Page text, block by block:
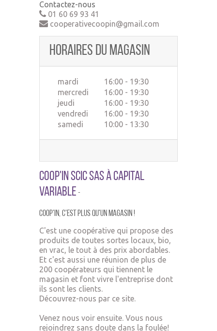
Contactez-nous
01 60 69 93 41
cooperativecoopin@gmail.com
Horaires du magasin
mardi
16:00 - 19:30
mercredi
16:00 - 19:30
jeudi
16:00 - 19:30
vendredi
16:00 - 19:30
samedi
10:00 - 13:30
Coop'In SCIC SAS à Capital
Variable -
Coop'In,c'est plus qu'un magasin !
C'est une coopérative qui propose des
produits de toutes sortes locaux, bio,
en vrac, le tout à des prix abordables.
Et c'est aussi une réunion de plus de
200 coopérateurs qui tiennent le
magasin et font vivre l'entreprise dont
ils sont les clients.
Découvrez-nous par ce site.
Venez nous voir ensuite. Vous nous
rejoindrez sans doute dans la foulée!